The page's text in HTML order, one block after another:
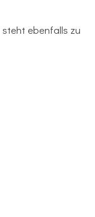
ebenfalls zu